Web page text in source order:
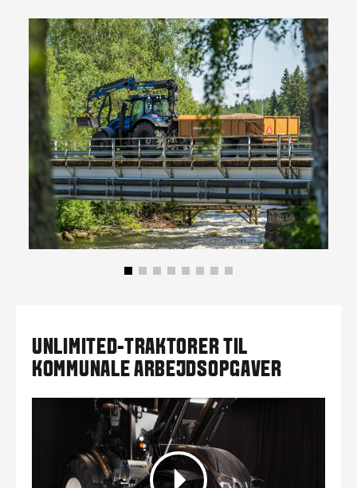
UNLIMITED-TRAKTORER TIL
KOMMUNALE ARBEJDSOPGAVER